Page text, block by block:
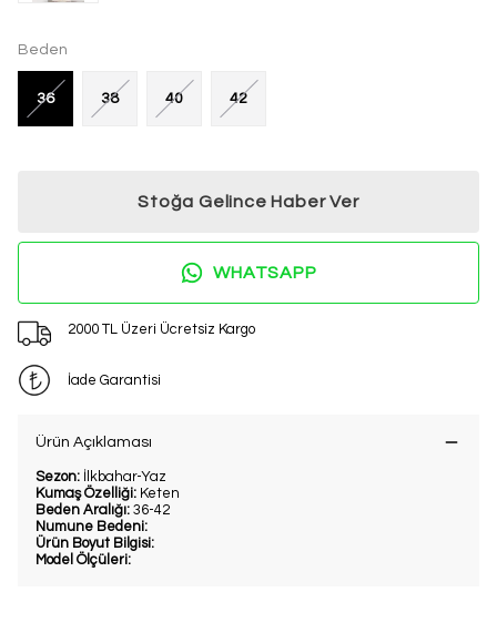
Beden
36 38 40 42
Stoğa Gelince Haber Ver
WHATSAPP
2000 TL Üzeri Ücretsiz Kargo
İade Garantisi
Ürün Açıklaması
Sezon: İlkbahar-Yaz
Kumaş Özelliği: Keten
Beden Aralığı: 36-42
Numune Bedeni:
Ürün Boyut Bilgisi:
Model Ölçüleri: